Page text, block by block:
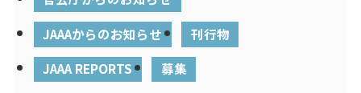
JAAAからのお知らせ
刊行物
JAAA REPORTS
募集